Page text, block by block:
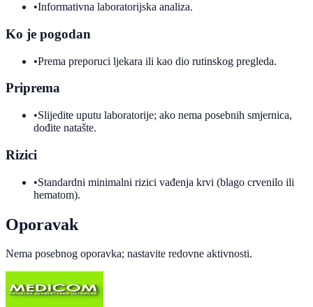
•Informativna laboratorijska analiza.
Ko je pogodan
•Prema preporuci ljekara ili kao dio rutinskog pregleda.
Priprema
•Slijedite uputu laboratorije; ako nema posebnih smjernica,
dođite natašte.
Rizici
•Standardni minimalni rizici vađenja krvi (blago crvenilo ili
hematom).
Oporavak
Nema posebnog oporavka; nastavite redovne aktivnosti.